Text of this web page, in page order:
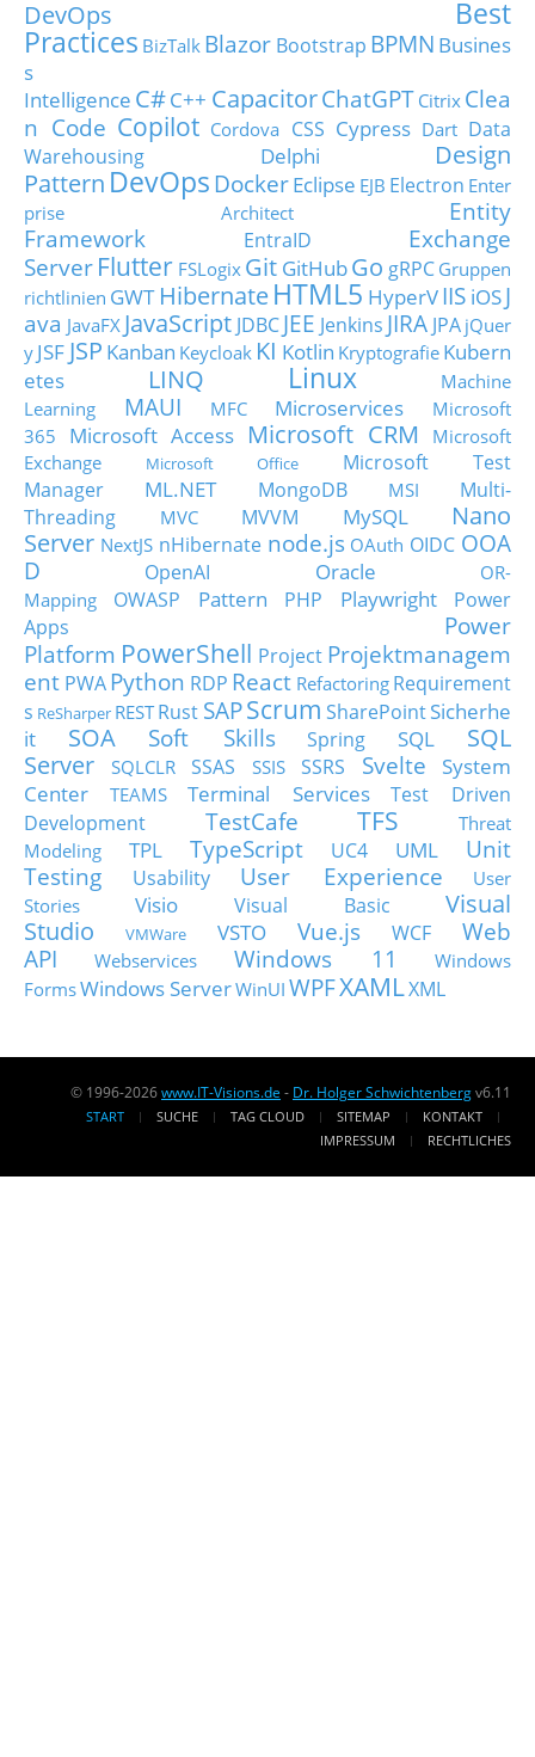
DevOps
Best
Practices BizTalk Blazor Bootstrap BPMN Busines
s
Intelligence C#C++ CapacitorChatGPT Citrix Clea
n Code Copilot Cordova CSS Cypress Dart Data
Warehousing
Delphi
Design
Pattern DevOps DockerEclipse EJB Electron Enter
prise Architect
Entity
Framework
EntraID
Exchange
Server Flutter FSLogix Git GitHubGo gRPC Gruppen
richtlinien GWT HibernateHTML5 HyperVIIS iOSJ
ava JavaFX JavaScript JDBC JEE Jenkins JIRA JPA jQuer
y JSF JSP Kanban Keycloak KI Kotlin Kryptografie Kubern
etes
LINQ Linux
Machine
Learning
MAUI MFC Microservices
Microsoft
365
Microsoft Access Microsoft CRM
Microsoft
Exchange
Microsoft Office
Microsoft Test
Manager
ML.NET MongoDB MSI
Multi-
Threading
MVC MVVM MySQL
Nano
Server NextJS nHibernate node.js OAuth OIDC OOA
D
OpenAI Oracle
OR-
Mapping
OWASP Pattern PHP Playwright
Power
Apps
Power
Platform PowerShell Project Projektmanagem
ent PWA Python RDP React Refactoring Requirement
s ReSharper RESTRust SAPScrum SharePointSicherhe
it
SOA Soft Skills Spring SQL
SQL
Server
SQLCLR SSAS SSIS SSRS Svelte
System
Center
TEAMS Terminal Services
Test Driven
Development
TestCafe TFS
Threat
Modeling
TPL TypeScript UC4 UML
Unit
Testing
Usability User Experience
User
Stories
Visio Visual Basic
Visual
Studio
VMWare VSTO Vue.js WCF
Web
API
Webservices Windows 11
Windows
FormsWindows ServerWinUI WPFXAMLXML
© 1996-2026www.IT-Visions.de - Dr. Holger Schwichtenbergv6.11
START SUCHE TAG CLOUD SITEMAP
KONTAKT
IMPRESSUM
RECHTLICHES